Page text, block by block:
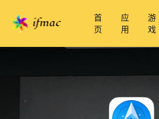
首
页
应
用
游
戏